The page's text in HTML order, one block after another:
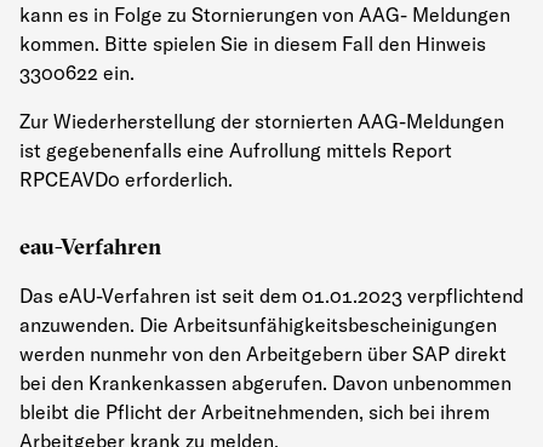
kann es in Folge zu Stornierungen von AAG- Meldungen
kommen. Bitte spielen Sie in diesem Fall den Hinweis
3300622 ein.
Zur Wiederherstellung der stornierten AAG-Meldungen
ist gegebenenfalls eine Aufrollung mittels Report
RPCEAVD0 erforderlich.
eau-Verfahren
Das eAU-Verfahren ist seit dem 01.01.2023 verpflichtend
anzuwenden. Die Arbeitsunfähigkeitsbescheinigungen
werden nunmehr von den Arbeitgebern über SAP direkt
bei den Krankenkassen abgerufen. Davon unbenommen
bleibt die Pflicht der Arbeitnehmenden, sich bei ihrem
Arbeitgeber krank zu melden.